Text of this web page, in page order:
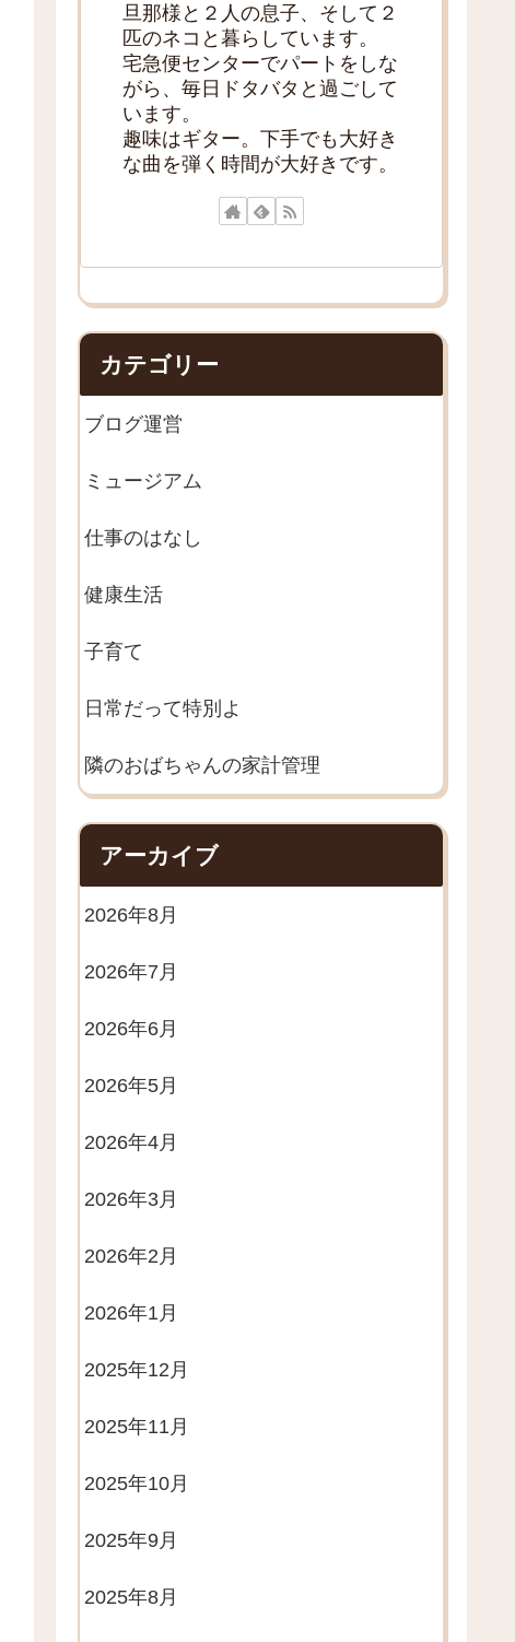
旦那様と２人の息子、そして２
匹のネコと暮らしています。
宅急便センターでパートをしな
がら、毎日ドタバタと過ごして
います。
趣味はギター。下手でも大好き
な曲を弾く時間が大好きです。
カテゴリー
ブログ運営
ミュージアム
仕事のはなし
健康生活
子育て
日常だって特別よ
隣のおばちゃんの家計管理
アーカイブ
2026年8月
2026年7月
2026年6月
2026年5月
2026年4月
2026年3月
2026年2月
2026年1月
2025年12月
2025年11月
2025年10月
2025年9月
2025年8月